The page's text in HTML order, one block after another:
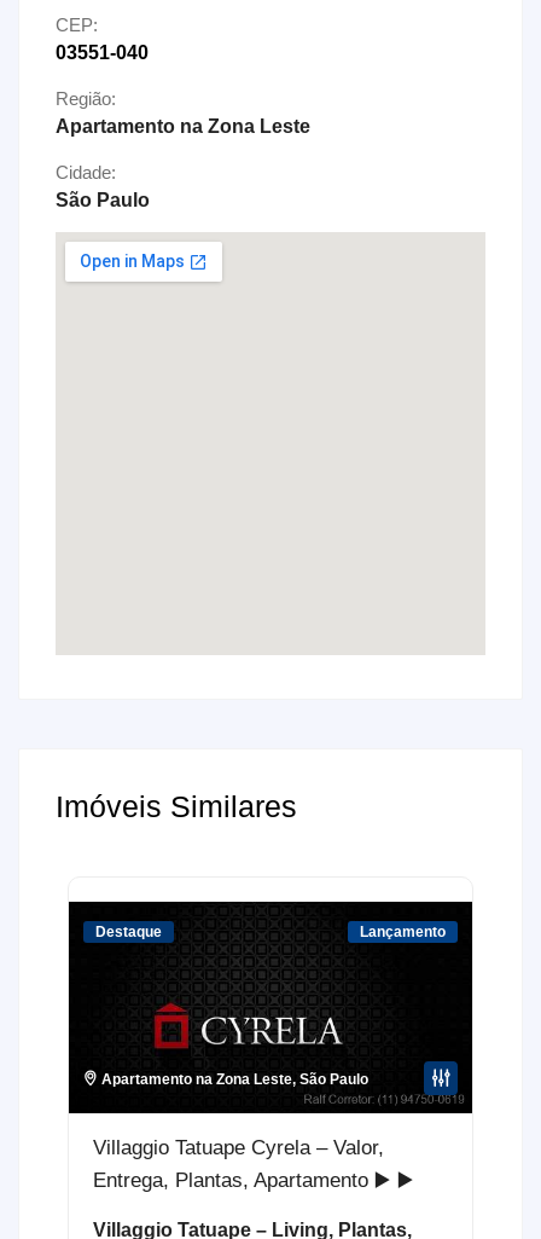
CEP:
03551-040
Região:
Apartamento na Zona Leste
Cidade:
São Paulo
Imóveis Similares
Destaque Lançamento
Apartamento na Zona Leste, São Paulo
Villaggio Tatuape Cyrela – Valor,
Entrega, Plantas, Apartamento ▶️ ▶️
Villaggio Tatuape – Living, Plantas,